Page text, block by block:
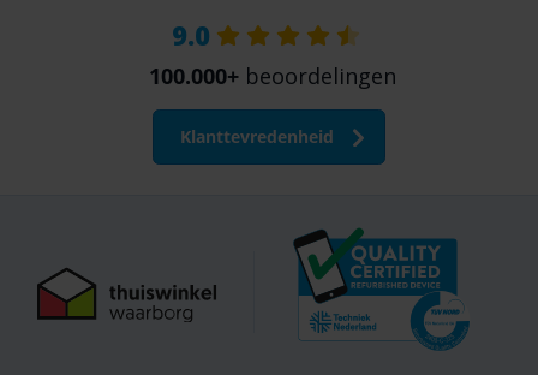
9.0
100.000+ beoordelingen
Klanttevredenheid